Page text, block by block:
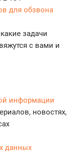
для обзвона
задачи
с вами и
информации
новостях,
данных